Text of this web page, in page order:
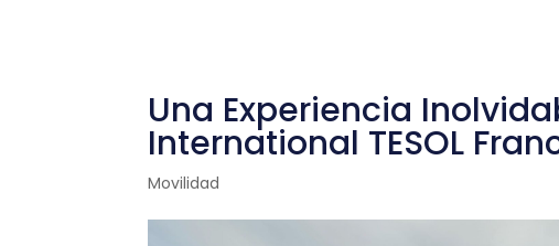
Una Experiencia
International TESOL
Movilidad